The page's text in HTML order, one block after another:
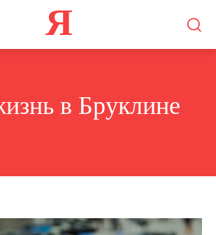
Я
в Бруклине